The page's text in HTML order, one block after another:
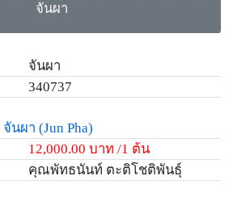
จันผา
จันผา
340737
จันผา (Jun Pha)
12,000.00 บาท /1 ต้น
คุณพัทธนันท์ ตะติโชติพันธุ์